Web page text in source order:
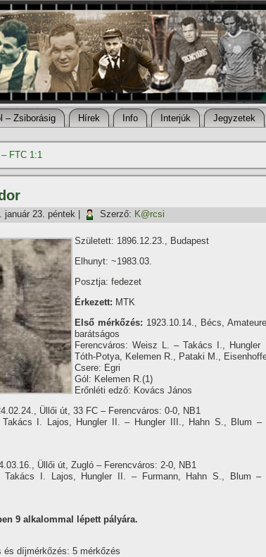
– Zsiborásig Hí­rek Info Interjúk Jegyzetek
FTC 1:1
január 23. péntek Szerző: K@rcsi
Született: 1896.12.23., Budapest
Elhunyt: ~1983.03.
Posztja: fedezet
Érkezett: MTK
Első mérkőzés: 1923.10.14., Bécs,
barátságos
Ferencváros: Weisz L. – Takács I.,
Tóth-Potya, Kelemen R., Pataki M.,
Csere: Egri
Gól: Kelemen R.(1)
Erőnléti edző: Kovács János
Üllői út, 33 FC – Ferencváros: 0-0, NB1
Takács I. Lajos, Hungler II. – Hungler III., Hahn S., Blum –
Üllői út, Zugló – Ferencváros: 2-0, NB1
Takács I. Lajos, Hungler II. – Furmann, Hahn S., Blum –
9 alkalommal lépett pályára.
és dí­jmérkőzés: 5 mérkőzés